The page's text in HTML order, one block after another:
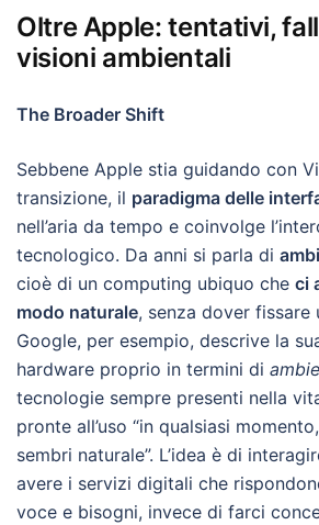
Oltre Apple: tentativi,
visioni ambientali
The Broader Shift
Sebbene Apple stia guidando con
transizione, il paradigma delle
nell’aria da tempo e coinvolge
tecnologico. Da anni si parla di
cioè di un computing ubiquo che ci
modo naturale, senza dover fissare
Google, per esempio, descrive la
hardware proprio in termini di
tecnologie sempre presenti nella
pronte all’uso “in qualsiasi
sembri naturale”. L’idea è di
avere i servizi digitali che
voce e bisogni, invece di farci